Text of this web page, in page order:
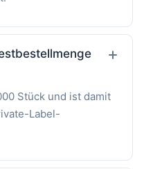
Stück und ist damit
Label-